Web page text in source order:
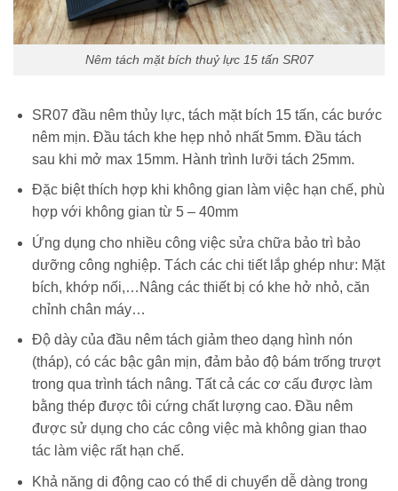
Nêm tách mặt bích thuỷ lực 15 tấn SR07
SR07 đầu nêm thủy lực, tách mặt bích 15 tấn, các bước
nêm mịn. Đầu tách khe hẹp nhỏ nhất 5mm. Đầu tách
sau khi mở max 15mm. Hành trình lưỡi tách 25mm.
Đặc biệt thích hợp khi không gian làm việc hạn chế, phù
hợp với không gian từ 5 – 40mm
Ứng dụng cho nhiều công việc sửa chữa bảo trì bảo
dưỡng công nghiệp. Tách các chi tiết lắp ghép như: Mặt
bích, khớp nối,…Nâng các thiết bị có khe hở nhỏ, căn
chỉnh chân máy…
Độ dày của đầu nêm tách giảm theo dạng hình nón
(tháp), có các bậc gân mịn, đảm bảo độ bám trống trượt
trong qua trình tách nâng. Tất cả các cơ cấu được làm
bằng thép được tôi cứng chất lượng cao. Đầu nêm
được sử dụng cho các công việc mà không gian thao
tác làm việc rất hạn chế.
Khả năng di động cao có thể di chuyển dễ dàng trong